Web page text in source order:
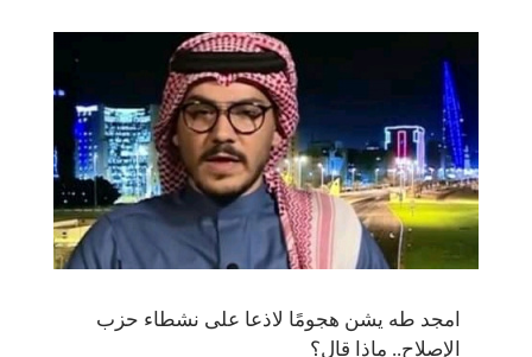
امجد طه يشن هجومًا لاذعا على نشطاء حزب
الإصلاح.. ماذا قال؟